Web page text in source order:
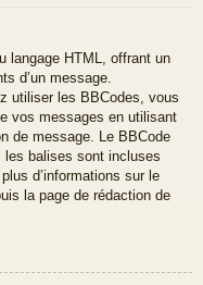
langage HTML, offrant un
d’un message.
utiliser les BBCodes, vous
vos messages en utilisant
de message. Le BBCode
les balises sont incluses
d’informations sur le
la page de rédaction de